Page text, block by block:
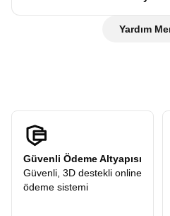
de hiç sorun değil rehberlerimiz
şehir turu gerçekleştirilir. Tarihi
anlayışıyla hareket eder
Yardım
Güvenli Ödeme Altyapısı
Güvenli, 3D destekli online
ödeme sistemi